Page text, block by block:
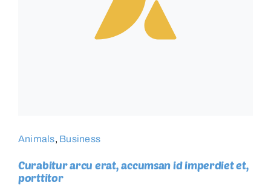
Animals, Business
Curabitur arcu erat, accumsan id imperdiet et,
porttitor